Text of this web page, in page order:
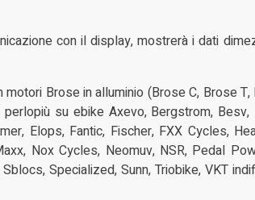
con il display, mostrerà i dati
Brose in alluminio (Brose C, Brose
su ebike Axevo, Bergstrom, Besv,
Elops, Fantic, Fischer, FXX Cycles,
Nox Cycles, Neomuv, NSR, Pedal
Specialized, Sunn, Triobike, VKT